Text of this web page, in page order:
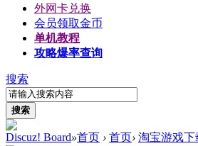
外网卡兑换
会员领取金币
单机教程
攻略爆率查询
搜索
搜索
Discuz! Board»首页 › 首页› 淘宝游戏下